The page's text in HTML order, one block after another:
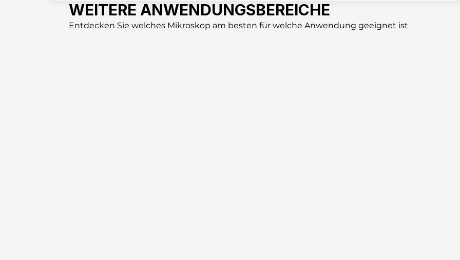
WEITERE ANWENDUNGSBEREICHE
Entdecken Sie welches Mikroskop am besten für welche Anwendung geeignet ist